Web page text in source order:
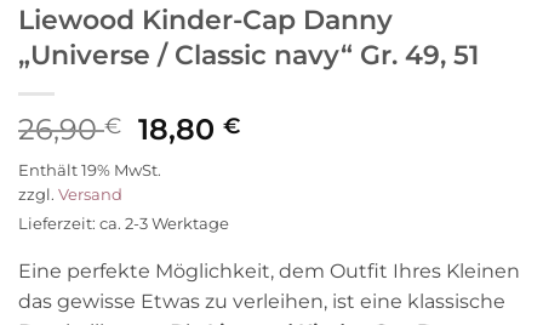
Liewood Kinder-Cap Danny
„Universe / Classic navy“ Gr. 49, 51
26,90€
Ursprünglicher
Preis
war:
26,90 €
18,80€Aktueller
Enthält 19% MwSt.
zzgl. Versand
Lieferzeit: ca. 2-3 Werktage
Eine perfekte Möglichkeit, dem Outfit Ihres Kleinen
das gewisse Etwas zu verleihen, ist eine klassische